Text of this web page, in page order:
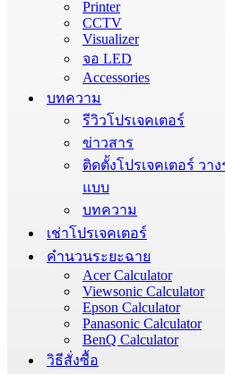
Printer
CCTV
Visualizer
จอ LED
Accessories
บทความ
รีวิวโปรเจคเตอร์
ข่าวสาร
ติดตั้งโปรเจคเตอร์ วา
แบบ
บทความ
เช่าโปรเจคเตอร์
คำนวนระยะฉาย
Acer Calculator
Viewsonic Calculator
Epson Calculator
Panasonic Calculator
BenQ Calculator
วิธีสั่งซื้อ